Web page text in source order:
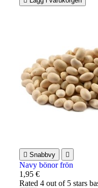
 Snabbvy 
Navy bönor frön
1,95 €
Rated4 out of 5 stars